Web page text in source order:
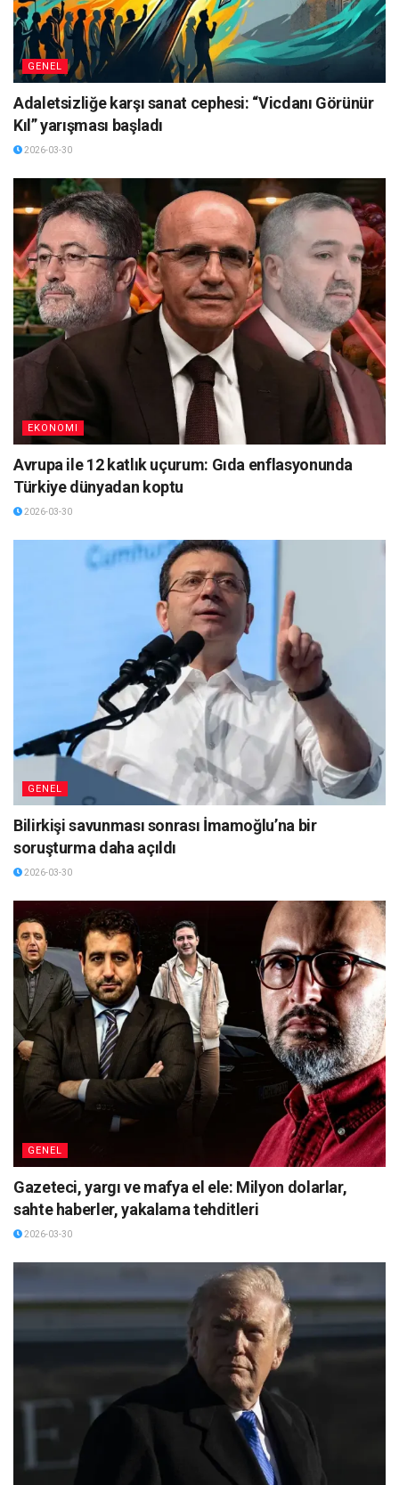
GENEL
Adaletsizliğe karşı sanat cephesi: “Vicdanı Görünür
Kıl” yarışması başladı
2026-03-30
EKONOMI
Avrupa ile 12 katlık uçurum: Gıda enflasyonunda
Türkiye dünyadan koptu
2026-03-30
GENEL
Bilirkişi savunması sonrası İmamoğlu’na bir
soruşturma daha açıldı
2026-03-30
GENEL
Gazeteci, yargı ve mafya el ele: Milyon dolarlar,
sahte haberler, yakalama tehditleri
2026-03-30